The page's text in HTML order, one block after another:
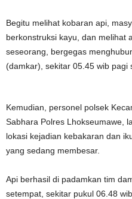
Begitu melihat kobaran api,
berkonstruksi kayu, dan melihat
seseorang, bergegas
(damkar), sekitar 05.45 wib pagi
Kemudian, personel polsek
Sabhara Polres Lhokseumawe,
lokasi kejadian kebakaran dan
yang sedang membesar.
Api berhasil di padamkan tim
setempat, sekitar pukul 06.48